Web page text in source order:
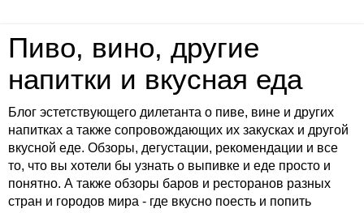
Пиво, вино, другие
напитки и вкусная еда
Блог эстетствующего дилетанта о пиве, вине и других
напитках а также сопровождающих их закусках и другой
вкусной еде. Обзоры, дегустации, рекомендации и все
то, что вы хотели бы узнать о выпивке и еде просто и
понятно. А также обзоры баров и ресторанов разных
стран и городов мира - где вкусно поесть и попить